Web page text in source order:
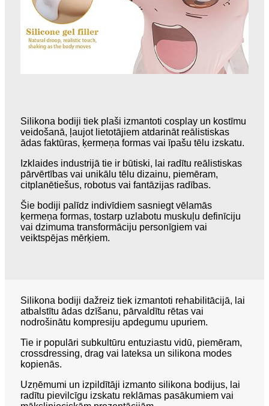
Silikona bodiji tiek plaši izmantoti cosplay un kostīmu
veidošanā, ļaujot lietotājiem atdarināt reālistiskas
ādas faktūras, ķermeņa formas vai īpašu tēlu izskatu.
Izklaides industrijā tie ir būtiski, lai radītu reālistiskas
pārvērtības vai unikālu tēlu dizainu, piemēram,
citplanētiešus, robotus vai fantāzijas radības.
Šie bodiji palīdz indivīdiem sasniegt vēlamās
ķermeņa formas, tostarp uzlabotu muskuļu definīciju
vai dzimuma transformāciju personīgiem vai
veiktspējas mērķiem.
Silikona bodiji dažreiz tiek izmantoti rehabilitācijā, lai
atbalstītu ādas dzīšanu, pārvaldītu rētas vai
nodrošinātu kompresiju apdegumu upuriem.
Tie ir populāri subkultūru entuziastu vidū, piemēram,
crossdressing, drag vai lateksa un silikona modes
kopienās.
Uzņēmumi un izpildītāji izmanto silikona bodijus, lai
radītu pievilcīgu izskatu reklāmas pasākumiem vai